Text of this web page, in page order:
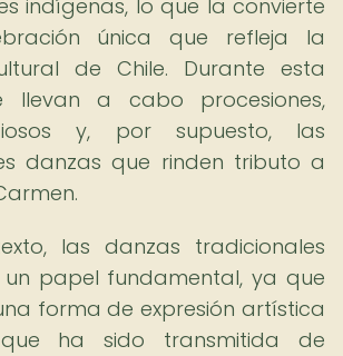
indígenas, lo que la convierte
única que refleja la
de Chile. Durante esta
llevan a cabo procesiones,
y, por supuesto, las
danzas que rinden tributo a
las danzas tradicionales
papel fundamental, ya que
forma de expresión artística
ha sido transmitida de